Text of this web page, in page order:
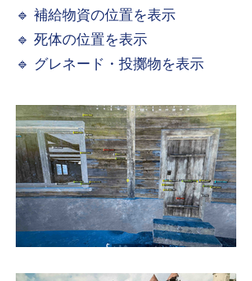
🔹 補給物資の位置を表示
🔹 死体の位置を表示
🔹 グレネード・投擲物を表示